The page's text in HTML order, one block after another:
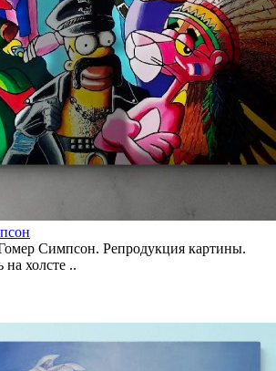
Симпсон. Репродукция картины.
холсте ..